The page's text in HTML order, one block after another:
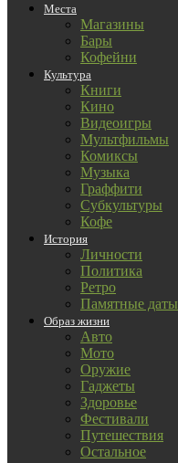
Места
Магазины
Бары
Кофейни
Культура
Книги
Кино
Видеоигры
Мультфильмы
Комиксы
Музыка
Граффити
Субкультуры
Кофе
История
Личности
Политика
Ретро
Памятные даты
Образ жизни
Авто
Мото
Оружие
Гаджеты
Здоровье
Фестивали
Путешествия
Остальное